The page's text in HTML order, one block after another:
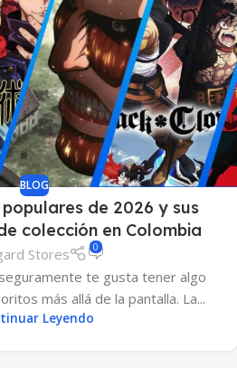
BLOG
populares de 2026 y sus
colección en Colombia
Stores 0
te gusta tener algo
más allá de la pantalla. La...
Leyendo